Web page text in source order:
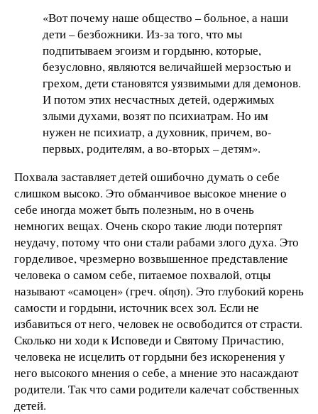
«Вот почему наше общество – больное, а наши
дети – безбожники. Из-за того, что мы
подпитываем эгоизм и гордыню, которые,
безусловно, являются величайшей мерзостью и
грехом, дети становятся уязвимыми для демонов.
И потом этих несчастных детей, одержимых
злыми духами, возят по психиатрам. Но им
нужен не психиатр, а духовник, причем, во-
первых, родителям, а во-вторых – детям».
Похвала заставляет детей ошибочно думать о себе
слишком высоко. Это обманчивое высокое мнение о
себе иногда может быть полезным, но в очень
немногих вещах. Очень скоро такие люди потерпят
неудачу, потому что они стали рабами злого духа. Это
горделивое, чрезмерно возвышенное представление
человека о самом себе, питаемое похвалой, отцы
называют «самоцен» (греч. οίηση). Это глубокий корень
самости и гордыни, источник всех зол. Если не
избавиться от него, человек не освободится от страсти.
Сколько ни ходи к Исповеди и Святому Причастию,
человека не исцелить от гордыни без искоренения у
него высокого мнения о себе, а мнение это насаждают
родители. Так что сами родители калечат собственных
детей.